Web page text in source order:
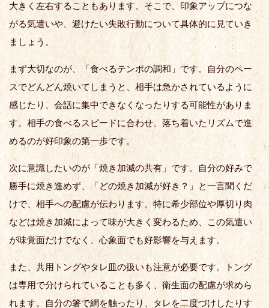
大きく左右することもあります。そこで、印象アップにつな
がる気遣いや、避けたい失敗行動について具体的に見ていき
ましょう。
まず大切なのが、「食べるテンポの調和」です。自分のペー
スでどんどん焼いてしまうと、相手は急かされているように
感じたり、会話に集中できなくなったりする可能性がありま
す。相手の食べるスピードに合わせ、落ち着いたリズムで進
めるのが好印象の第一歩です。
次に意識したいのが「焼き加減の共有」です。自分の好みで
勝手に焼き進めず、「どの焼き加減が好き？」と一言聞くだ
けで、相手への配慮が伝わります。特に希少部位や厚切り肉
などは焼き加減によって味が大きく変わるため、この気遣い
が味覚面だけでなく、心象面でも好影響を与えます。
また、共用トングやタレ皿の扱いも注意が必要です。トング
は専用で分けられていることも多く、衛生面の配慮が求めら
れます。自分の箸で網を触ったり、タレを二度づけしたりす